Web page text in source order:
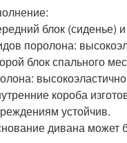
блок (сиденье)
поролона:
блок спального
короба
устойчив.
дивана может